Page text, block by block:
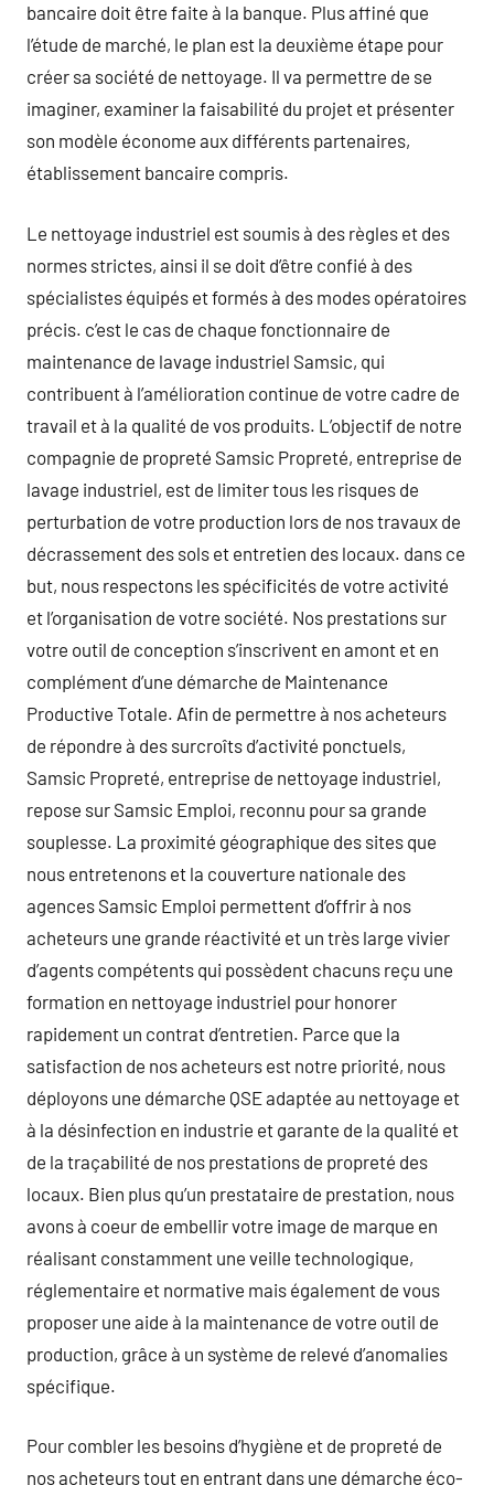
bancaire doit être faite à la banque. Plus affiné que
l’étude de marché, le plan est la deuxième étape pour
créer sa société de nettoyage. Il va permettre de se
imaginer, examiner la faisabilité du projet et présenter
son modèle économe aux différents partenaires,
établissement bancaire compris.
Le nettoyage industriel est soumis à des règles et des
normes strictes, ainsi il se doit d’être confié à des
spécialistes équipés et formés à des modes opératoires
précis. c’est le cas de chaque fonctionnaire de
maintenance de lavage industriel Samsic, qui
contribuent à l’amélioration continue de votre cadre de
travail et à la qualité de vos produits. L’objectif de notre
compagnie de propreté Samsic Propreté, entreprise de
lavage industriel, est de limiter tous les risques de
perturbation de votre production lors de nos travaux de
décrassement des sols et entretien des locaux. dans ce
but, nous respectons les spécificités de votre activité
et l’organisation de votre société. Nos prestations sur
votre outil de conception s’inscrivent en amont et en
complément d’une démarche de Maintenance
Productive Totale. Afin de permettre à nos acheteurs
de répondre à des surcroîts d’activité ponctuels,
Samsic Propreté, entreprise de nettoyage industriel,
repose sur Samsic Emploi, reconnu pour sa grande
souplesse. La proximité géographique des sites que
nous entretenons et la couverture nationale des
agences Samsic Emploi permettent d’offrir à nos
acheteurs une grande réactivité et un très large vivier
d’agents compétents qui possèdent chacuns reçu une
formation en nettoyage industriel pour honorer
rapidement un contrat d’entretien. Parce que la
satisfaction de nos acheteurs est notre priorité, nous
déployons une démarche QSE adaptée au nettoyage et
à la désinfection en industrie et garante de la qualité et
de la traçabilité de nos prestations de propreté des
locaux. Bien plus qu’un prestataire de prestation, nous
avons à coeur de embellir votre image de marque en
réalisant constamment une veille technologique,
réglementaire et normative mais également de vous
proposer une aide à la maintenance de votre outil de
production, grâce à un système de relevé d’anomalies
spécifique.
Pour combler les besoins d’hygiène et de propreté de
nos acheteurs tout en entrant dans une démarche éco-